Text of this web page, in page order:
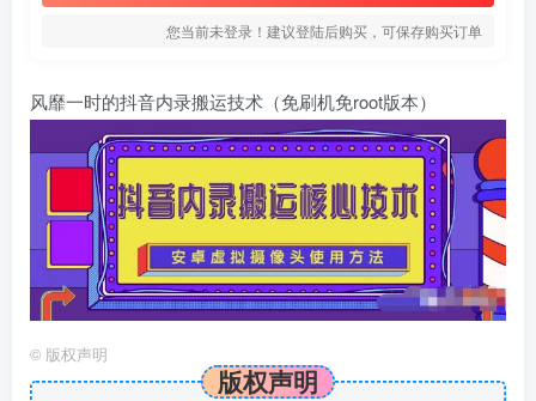
您当前未登录！建议登陆后购买，可保存购买订单
风靡一时的抖音内录搬运技术（免刷机免root版本）
© 版权声明
版权声明